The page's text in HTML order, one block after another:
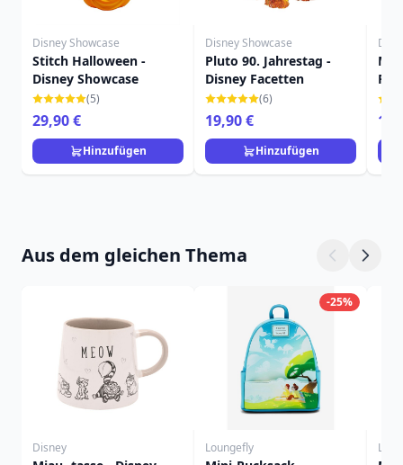
Disney Showcase
Stitch Halloween -
Disney Showcase
(5)
29,90 €
Hinzufügen
Disney Showcase
Pluto 90. Jahrestag -
Disney Facetten
(6)
19,90 €
Hinzufügen
Aus dem gleichen Thema
Disney
-25%
Loungefly